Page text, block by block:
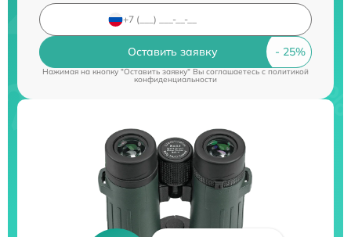
Оставить заявку
Нажимая на кнопку "Оставить заявку" Вы соглашаетесь cполитикой
конфиденциальности